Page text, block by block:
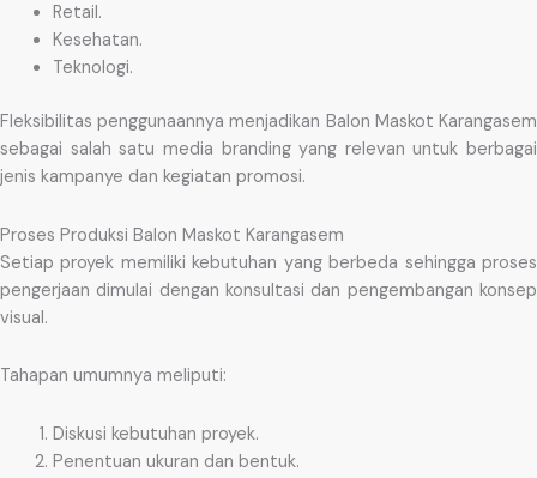
Retail.
Kesehatan.
Teknologi.
Fleksibilitas penggunaannya menjadikan Balon Maskot Karangasem
sebagai salah satu media branding yang relevan untuk berbagai
jenis kampanye dan kegiatan promosi.
Proses Produksi Balon Maskot Karangasem
Setiap proyek memiliki kebutuhan yang berbeda sehingga proses
pengerjaan dimulai dengan konsultasi dan pengembangan konsep
visual.
Tahapan umumnya meliputi:
Diskusi kebutuhan proyek.
Penentuan ukuran dan bentuk.